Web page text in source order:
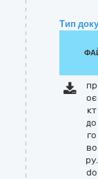
Тип
пр
оє
кт
до
го
во
ру.
do